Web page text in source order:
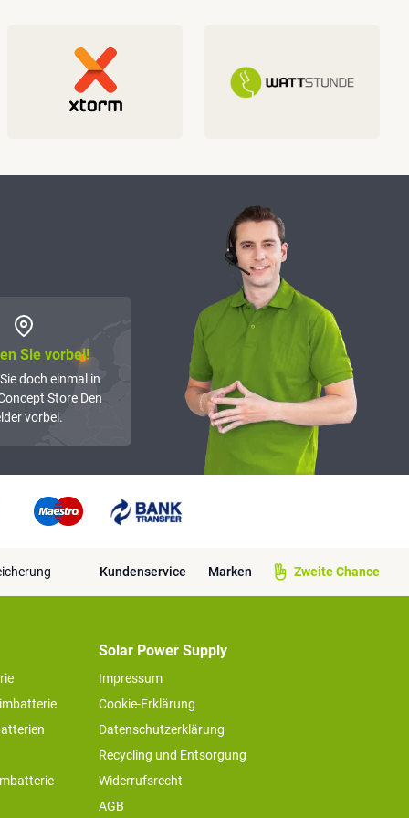
Sie vorbei!
doch einmal in
Store Den
vorbei.
Kundenservice Marken Zweite Chance
Solar Power Supply
Impressum
Cookie-Erklärung
Datenschutzerklärung
Recycling und Entsorgung
Widerrufsrecht
AGB